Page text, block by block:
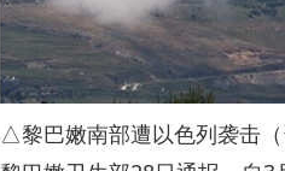
△黎巴嫩南部遭以色列袭击